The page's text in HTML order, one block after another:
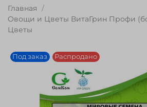
Главная
Овощи и Цветы ВитаГрин Профи
Цветы
Под заказ Распродано